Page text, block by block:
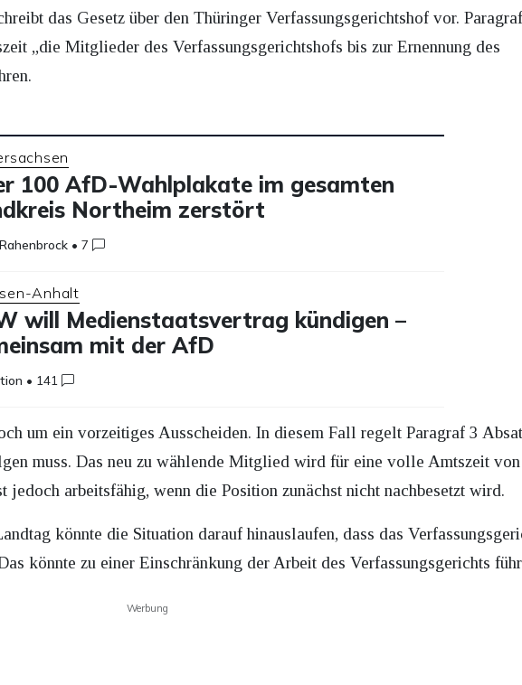
das Gesetz über den Thüringer Verfassungsgerichtshof vor.
„die Mitglieder des Verfassungsgerichtshofs bis zur Ernennung des
100 AfD-Wahlplakate im gesamten
Northeim zerstört
•7
Anhalt
will Medienstaatsvertrag kündigen –
mit der AfD
• 141
um ein vorzeitiges Ausscheiden. In diesem Fall regelt Paragraf 3
muss. Das neu zu wählende Mitglied wird für eine volle Amtszeit von
jedoch arbeitsfähig, wenn die Position zunächst nicht nachbesetzt wird.
könnte die Situation darauf hinauslaufen, dass das
könnte zu einer Einschränkung der Arbeit des Verfassungsgerichts
Werbung